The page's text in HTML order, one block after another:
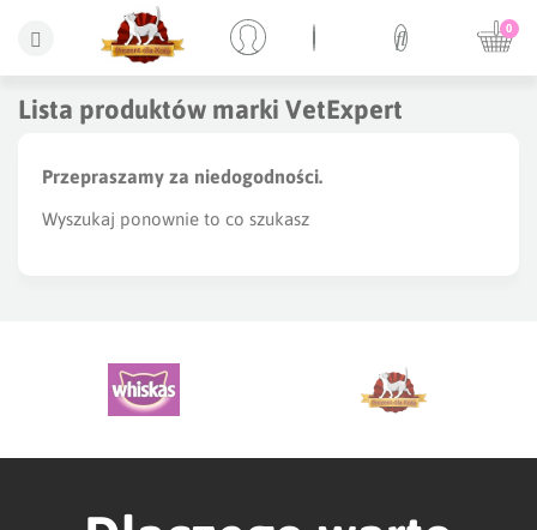
0
Lista produktów marki VetExpert
Przepraszamy za niedogodności.
Wyszukaj ponownie to co szukasz